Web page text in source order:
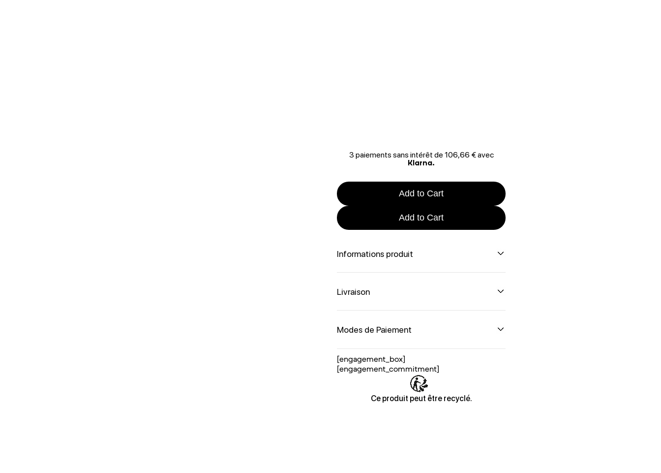
3 paiements sans intérêt de 106,66 € avec
Klarna.
Add to Cart
Add to Cart
Informations produit
Livraison
Modes de Paiement
[engagement_box]
[engagement_commitment]
Ce produit peut être recyclé.